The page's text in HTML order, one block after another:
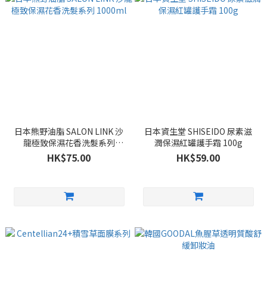
日本熊野油脂 SALON LINK 沙
龍極致保濕花香洗髮系列
1000ml
HK$75.00
日本資生堂 SHISEIDO 尿素滋
潤保濕紅罐護手霜 100g
HK$59.00